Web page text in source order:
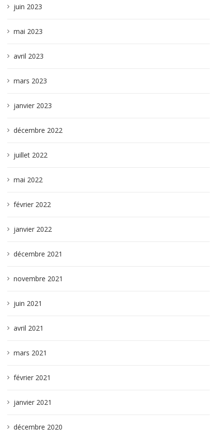
juin 2023
mai 2023
avril 2023
mars 2023
janvier 2023
décembre 2022
juillet 2022
mai 2022
février 2022
janvier 2022
décembre 2021
novembre 2021
juin 2021
avril 2021
mars 2021
février 2021
janvier 2021
décembre 2020